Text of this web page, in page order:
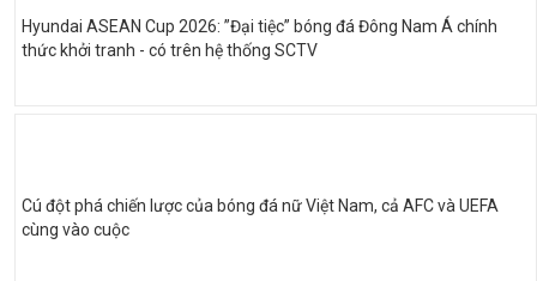
Hyundai ASEAN Cup 2026: ”Đại tiệc” bóng đá Đông Nam Á chính
thức khởi tranh - có trên hệ thống SCTV
Cú đột phá chiến lược của bóng đá nữ Việt Nam, cả AFC và UEFA
cùng vào cuộc